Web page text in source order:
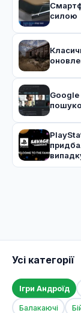
силою
Google
Усі категорії
Ігри Андроїд
Балакаючі